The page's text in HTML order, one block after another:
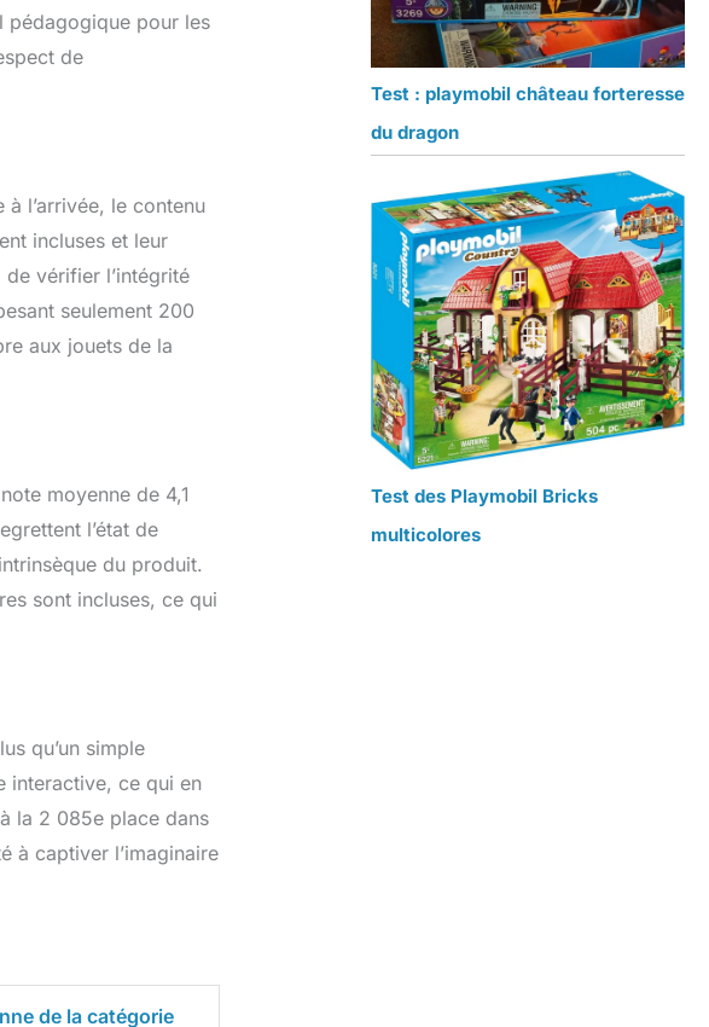
pédagogique pour les
de
à l’arrivée, le contenu
incluses et leur
vérifier l’intégrité
seulement 200
aux jouets de la
moyenne de 4,1
l’état de
du produit.
sont incluses, ce qui
qu’un simple
interactive, ce qui en
la 2 085e place dans
à captiver l’imaginaire
de la catégorie
Test : playmobil château forteresse
du dragon
Test des Playmobil Bricks
multicolores